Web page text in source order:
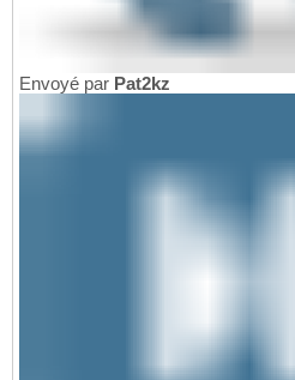
Envoyé par Pat2kz